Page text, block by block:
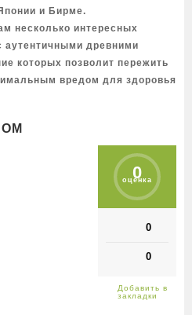
и Бирме.
несколько интересных
аутентичными древними
которых позволит пережить
вредом для здоровья
0
оценка
0
0